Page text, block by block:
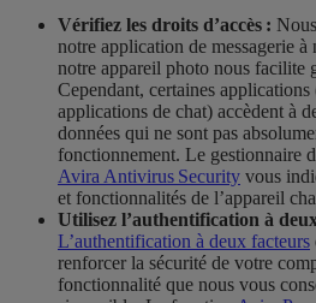
Vérifiez les droits d’accès :
notre application de messagerie à
notre appareil photo nous facilite
Cependant, certaines applications
applications de chat) accèdent à
données qui ne sont pas
fonctionnement. Le gestionnaire
Avira Antivirus Security vous
et fonctionnalités de l’appareil
Utilisez l’authentification à
L’authentification à deux facteurs
renforcer la sécurité de votre
fonctionnalité que nous vous